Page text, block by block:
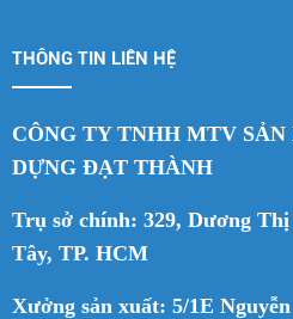
THÔNG TIN LIÊN HỆ
CÔNG TY TNHH MTV
DỰNG ĐẠT THÀNH
Trụ sở chính: 329, Dương
Tây, TP. HCM
Xưởng sản xuất: 5/1E